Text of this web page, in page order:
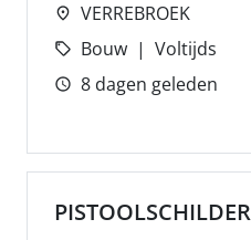
VERREBROEK
Bouw
Voltijds
8 dagen geleden
PISTOOLSCHILDER